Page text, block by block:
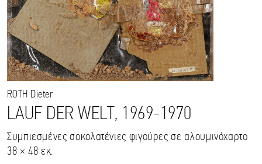
ROTH Dieter
LAUF DER WELT, 1969-1970
Συμπιεσμένες σοκολατένιες φιγούρες σε αλουμινόχαρτο
38 × 48 εκ.